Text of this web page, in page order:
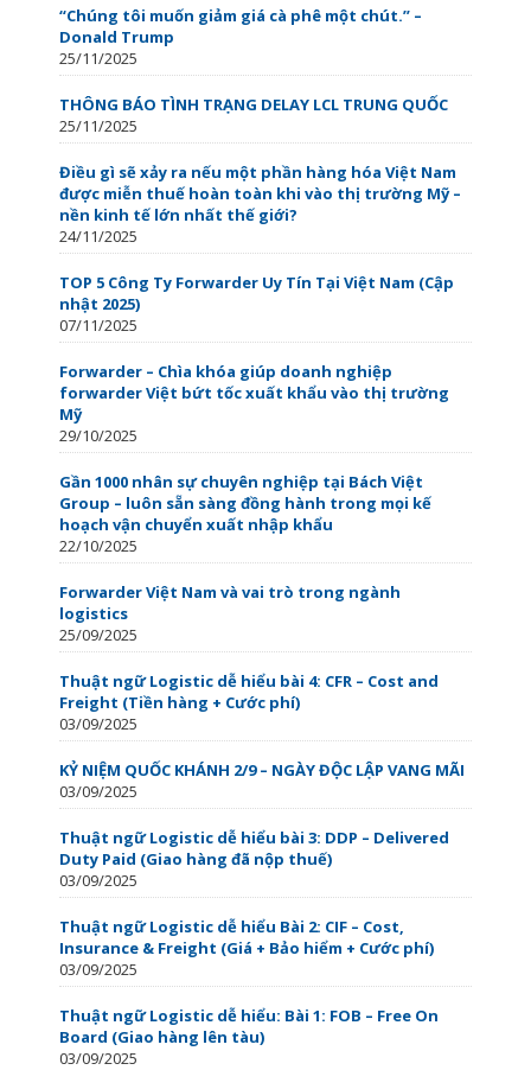
“Chúng tôi muốn giảm giá cà phê một chút.” –
Donald Trump
25/11/2025
THÔNG BÁO TÌNH TRẠNG DELAY LCL TRUNG QUỐC
25/11/2025
Điều gì sẽ xảy ra nếu một phần hàng hóa Việt Nam
được miễn thuế hoàn toàn khi vào thị trường Mỹ –
nền kinh tế lớn nhất thế giới?
24/11/2025
TOP 5 Công Ty Forwarder Uy Tín Tại Việt Nam (Cập
nhật 2025)
07/11/2025
Forwarder – Chìa khóa giúp doanh nghiệp
forwarder Việt bứt tốc xuất khẩu vào thị trường
Mỹ
29/10/2025
Gần 1000 nhân sự chuyên nghiệp tại Bách Việt
Group – luôn sẵn sàng đồng hành trong mọi kế
hoạch vận chuyển xuất nhập khẩu
22/10/2025
Forwarder Việt Nam và vai trò trong ngành
logistics
25/09/2025
Thuật ngữ Logistic dễ hiểu bài 4: CFR – Cost and
Freight (Tiền hàng + Cước phí)
03/09/2025
KỶ NIỆM QUỐC KHÁNH 2/9 – NGÀY ĐỘC LẬP VANG MÃI
03/09/2025
Thuật ngữ Logistic dễ hiểu bài 3: DDP – Delivered
Duty Paid (Giao hàng đã nộp thuế)
03/09/2025
Thuật ngữ Logistic dễ hiểu Bài 2: CIF – Cost,
Insurance & Freight (Giá + Bảo hiểm + Cước phí)
03/09/2025
Thuật ngữ Logistic dễ hiểu: Bài 1: FOB – Free On
Board (Giao hàng lên tàu)
03/09/2025